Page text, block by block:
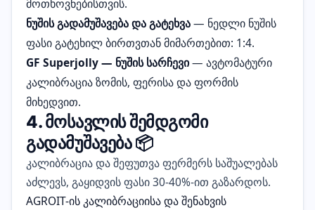
მოთხოვნებისთვის.
ნუშის გადამუშავება და გატეხვა— ნედლი ნუშის
ფასი გატეხილ ბირთვთან მიმართებით: 1:4.
GF Superjolly — ნუშის სარჩევი— ავტომატური
კალიბრაცია ზომის, ფერისა და ფორმის
მიხედვით.
4. მოსავლის შემდგომი
გადამუშავება 📦
კალიბრაცია და შეფუთვა ფერმერს საშუალებას
აძლევს, გაყიდვის ფასი 30-40%-ით გაზარდოს.
AGROIT-ის კალიბრაციისა და შენახვის